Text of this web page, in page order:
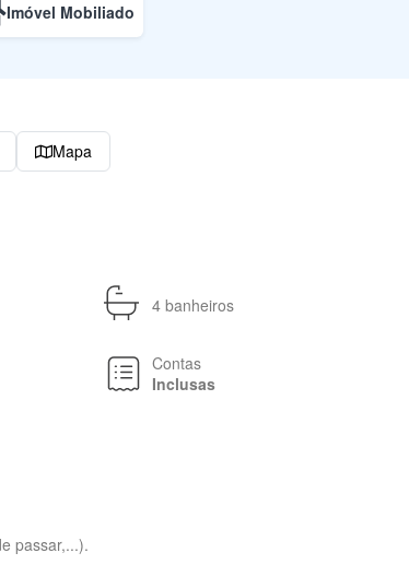
Imóvel Mobiliado
Mapa
4 banheiros
Contas
Inclusas
passar,...).